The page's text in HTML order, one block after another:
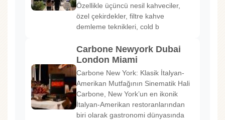
Özellikle üçüncü nesil kahveciler,
özel çekirdekler, filtre kahve
demleme teknikleri, cold b
Carbone Newyork Dubai
London Miami
Carbone New York: Klasik İtalyan-
Amerikan Mutfağının Sinematik Hali
Carbone, New York’un en ikonik
İtalyan-Amerikan restoranlarından
biri olarak gastronomi dünyasında